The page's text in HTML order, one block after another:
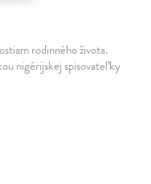
rodinného života.
nigérijskej spisovateľky